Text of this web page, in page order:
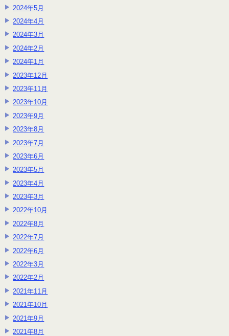
2024年5月
2024年4月
2024年3月
2024年2月
2024年1月
2023年12月
2023年11月
2023年10月
2023年9月
2023年8月
2023年7月
2023年6月
2023年5月
2023年4月
2023年3月
2022年10月
2022年8月
2022年7月
2022年6月
2022年3月
2022年2月
2021年11月
2021年10月
2021年9月
2021年8月